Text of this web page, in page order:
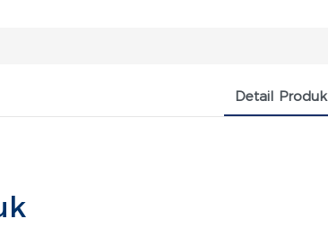
Detail Produk